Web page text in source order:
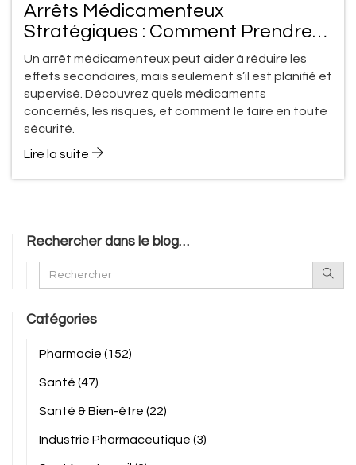
Arrêts Médicamenteux
Stratégiques : Comment Prendre
une Pause Sûre Sous Surveillance
Médicale
Un arrêt médicamenteux peut aider à réduire les
effets secondaires, mais seulement s’il est planifié et
supervisé. Découvrez quels médicaments
concernés, les risques, et comment le faire en toute
sécurité.
Lire la suite
Rechercher dans le blog…
Catégories
Pharmacie (152)
Santé (47)
Santé & Bien-être (22)
Industrie Pharmaceutique (3)